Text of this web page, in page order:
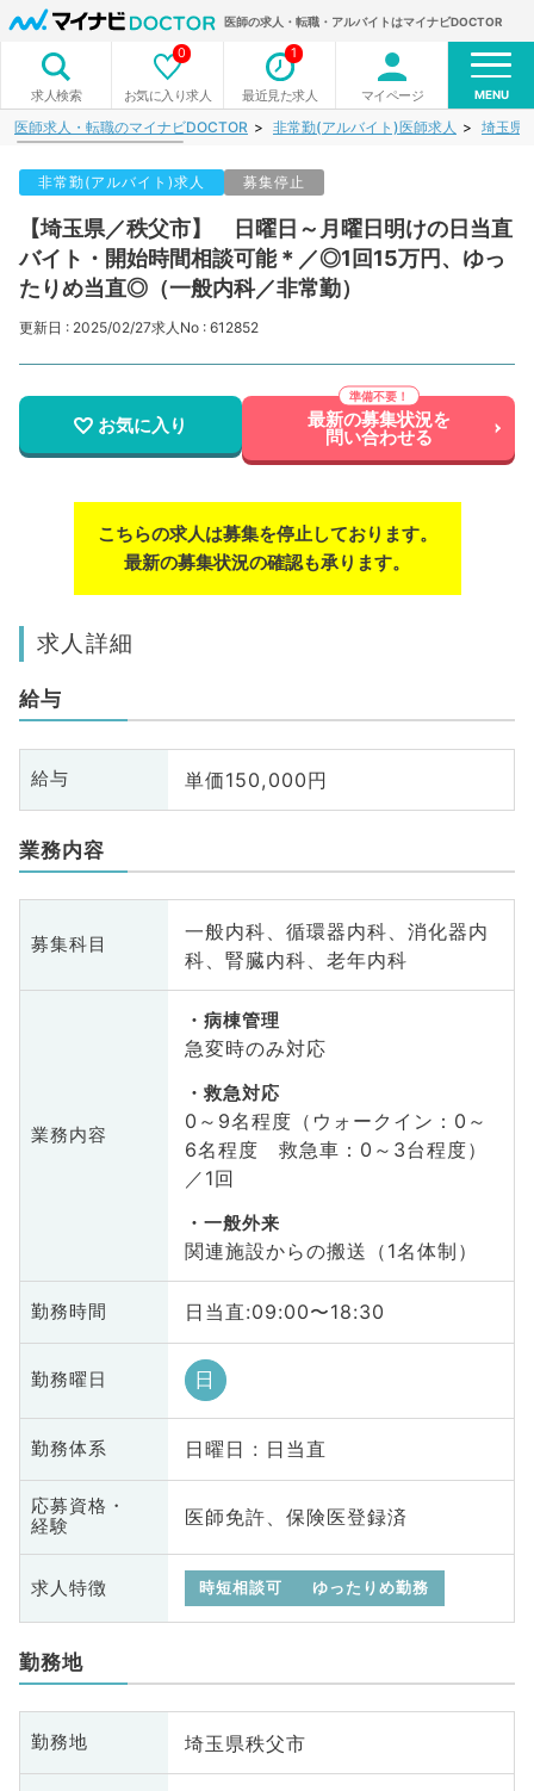
医師の求人・転職・アルバイトはマイナビDOCTOR
求人検索 お気に入り求人
0
最近見た求人
1
マイページ MENU
医師求人・転職のマイナビDOCTOR 非常勤(アルバイト)医師求人 埼玉県
非常勤(アルバイト)求人 募集停止
【埼玉県／秩父市】 日曜日～月曜日明けの日当直
バイト・開始時間相談可能＊／◎1回15万円、ゆっ
たりめ当直◎（一般内科／非常勤）
更新日 : 2025/02/27求人No : 612852
お気に入り 最新の募集状況を
問い合わせる
こちらの求人は募集を停止しております。
最新の募集状況の確認も承ります。
求人詳細
給与
給与 単価150,000円
業務内容
募集科目
一般内科、循環器内科、消化器内
科、腎臓内科、老年内科
業務内容
病棟管理
急変時のみ対応
救急対応
0～9名程度（ウォークイン：0～
6名程度 救急車：0～3台程度）
／1回
一般外来
関連施設からの搬送（1名体制）
勤務時間 日当直:09:00〜18:30
勤務曜日 日
勤務体系 日曜日 : 日当直
応募資格・
経験
医師免許、保険医登録済
求人特徴 時短相談可 ゆったりめ勤務
勤務地
勤務地 埼玉県秩父市